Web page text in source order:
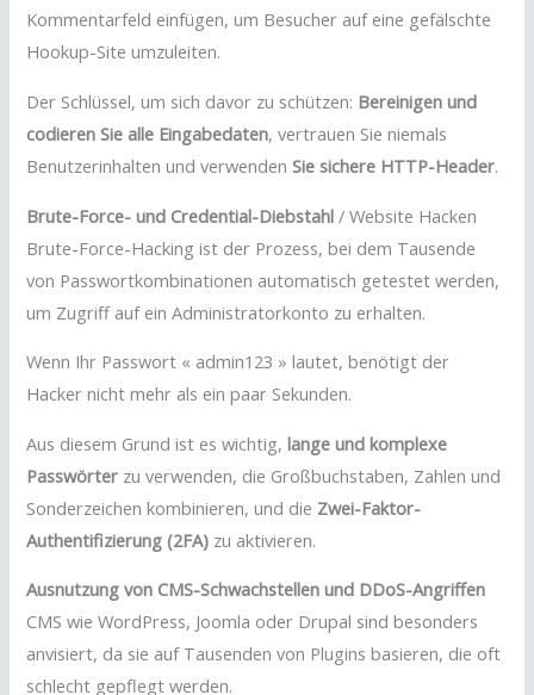
Kommentarfeld einfügen, um Besucher auf eine gefälschte
Hookup-Site umzuleiten.
Der Schlüssel, um sich davor zu schützen: Bereinigen und
codieren Sie alle Eingabedaten, vertrauen Sie niemals
Benutzerinhalten und verwendenSie sichere HTTP-Header.
Brute-Force- und Credential-Diebstahl / Website Hacken
Brute-Force-Hacking ist der Prozess, bei dem Tausende
von Passwortkombinationen automatisch getestet werden,
um Zugriff auf ein Administratorkonto zu erhalten.
Wenn Ihr Passwort « admin123 » lautet, benötigt der
Hacker nicht mehr als ein paar Sekunden.
Aus diesem Grund ist es wichtig,lange und komplexe
Passwörter zu verwenden, die Großbuchstaben, Zahlen und
Sonderzeichen kombinieren, und die Zwei-Faktor-
Authentifizierung (2FA) zu aktivieren.
Ausnutzung von CMS-Schwachstellen und DDoS-Angriffen
CMS wie WordPress, Joomla oder Drupal sind besonders
anvisiert, da sie auf Tausenden von Plugins basieren, die oft
schlecht gepflegt werden.